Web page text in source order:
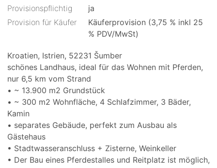
Provisionspflichtig
ja
Provision für Käufer
Käuferprovision (3,75 % inkl 25
% PDV/MwSt)
Kroatien, Istrien, 52231 Šumber
schönes Landhaus, ideal für das Wohnen mit Pferden,
nur 6,5 km vom Strand
• ~ 13.900 m2 Grundstück
• ~ 300 m2 Wohnfläche, 4 Schlafzimmer, 3 Bäder,
Kamin
• separates Gebäude, perfekt zum Ausbau als
Gästehaus
• Stadtwasseranschluss + Zisterne, Weinkeller
• Der Bau eines Pferdestalles und Reitplatz ist möglich,